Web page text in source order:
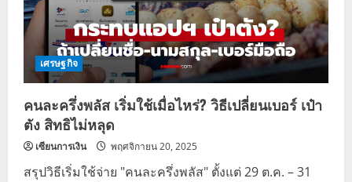
เศรษฐกิจ
คนละครึ่งพลัส เริ่มใช้เมื่อไหร่? วิธีเปลี่ยนเบอร์ เป๋า
ตัง สิทธิไม่หลุด
เซียนการเงิน พฤศจิกายน 20, 2025
สรุปวิธีเริ่มใช้จ่าย "คนละครึ่งพลัส" ตั้งแต่ 29 ต.ค. – 31